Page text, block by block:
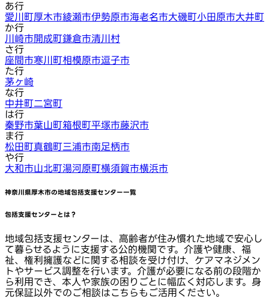
あ行
愛川町厚木市綾瀬市伊勢原市海老名市大磯町小田原市大井町
か行
川崎市開成町鎌倉市清川村
さ行
座間市寒川町相模原市逗子市
た行
茅ヶ崎
な行
中井町二宮町
は行
秦野市葉山町箱根町平塚市藤沢市
ま行
松田町真鶴町三浦市南足柄市
や行
大和市山北町湯河原町横須賀市横浜市
神奈川県厚木市の地域包括支援センター一覧
包括支援センターとは？
地域包括支援センターは、高齢者が住み慣れた地域で安心し
て暮らせるように支援する公的機関です。介護や健康、福
祉、権利擁護などに関する相談を受け付け、ケアマネジメン
トやサービス調整を行います。介護が必要になる前の段階か
ら利用でき、本人や家族の困りごとに幅広く対応します。身
元保証以外でのご相談はこちらもご活用ください。